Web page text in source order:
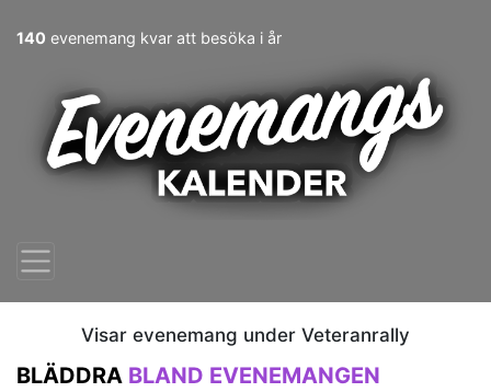
140 evenemang kvar att besöka i år
Visar evenemang under Veteranrally
BLÄDDRA BLAND EVENEMANGEN